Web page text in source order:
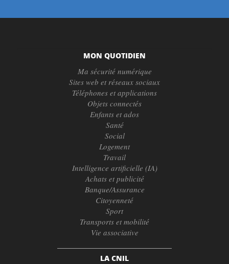
MON QUOTIDIEN
Ma sécurité numérique
Sites web et réseaux sociaux
Téléphones et applications
Objets connectés
Enfants et ados
Santé
Social
Logement
Travail
Intelligence artificielle (IA)
Achats et publicité
Banque/Assurance
Citoyenneté
Sport
Transports et mobilité
Vie associative
LA CNIL